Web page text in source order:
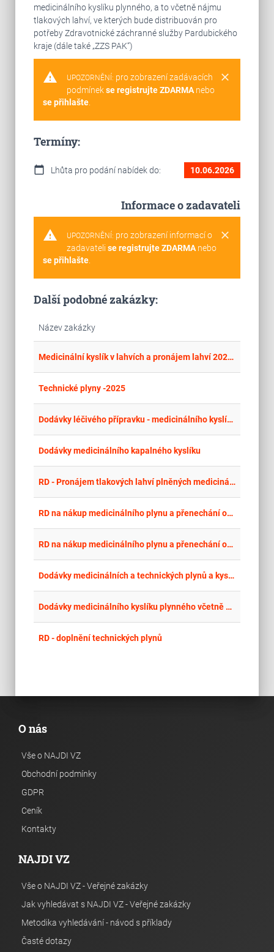
medicinálního kyslíku plynného, a to včetně nájmu
tlakových lahví, ve kterých bude distribuován pro
potřeby Zdravotnické záchranné služby Pardubického
kraje (dále také „ZZS PAK“)
warning clear
UPOZORNĚNÍ: pro zobrazení zadávacích
podmínekse registrujte ZDARMAnebo
se přihlašte.
Termíny:
calendar_today Lhůta pro podání nabídek do: 10.06.2026
Informace o zadavateli
warning clear
UPOZORNĚNÍ: pro zobrazení informací o
zadavateli se registrujte ZDARMAnebo
se přihlašte.
Další podobné zakázky:
Název zakázky
Medicinální kyslík v lahvích a pronájem lahví 2024–2026
Technické plyny -2025
Dodávky léčivého přípravku - medicinálního kyslíku plynného
Dodávky medicinálního kapalného kyslíku
RD - Pronájem tlakových lahví plněných medicinálním kyslíkem a dodávka medicinálního kyslíku (2025 - 31.10.2028)
RD na nákup medicinálního plynu a přenechání obalů k dočasnému užívání na období 1.1.2026 - 31.12.2028
RD na nákup medicinálního plynu a přenechání obalů k dočasnému užívání na období 1.1.2026 - 31.12.2028
Dodávky medicinálních a technických plynů a kyslíku, vč. pronájmu lahví
Dodávky medicinálního kyslíku plynného včetně nájmu tlakových lahví
RD - doplnění technických plynů
O nás
Vše o NAJDI VZ
Obchodní podmínky
GDPR
Ceník
Kontakty
NAJDI VZ
Vše o NAJDI VZ - Veřejné zakázky
Jak vyhledávat s NAJDI VZ - Veřejné zakázky
Metodika vyhledávání - návod s příklady
Časté dotazy